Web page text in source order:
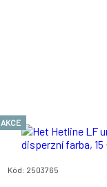
AKCE
Kód: 2503765